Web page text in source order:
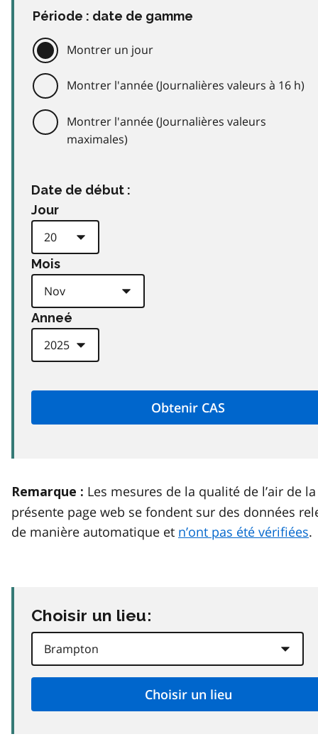
Période : date de gamme
Montrer un jour
Montrer l'année (Journalières valeurs à 16 h)
Montrer l'année (Journalières valeurs
maximales)
Date de début :
Jour
Mois
Anneé
Remarque : Les mesures de la qualité de l’air de la
présente page web se fondent sur des données
de manière automatique et n’ont pas été vérifiées.
Choisir un lieu: